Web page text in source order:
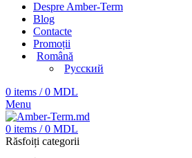
Despre Amber-Term
Blog
Contacte
Promoții
Română
Русский
0 items / 0 MDL
Menu
0 items / 0 MDL
Răsfoiți categorii